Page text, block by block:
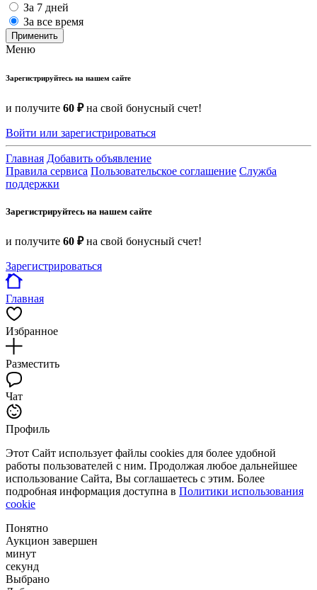
За 7 дней
За все время
Применить
Меню
Зарегистрируйтесь на нашем сайте
и получите 60 ₽на свой бонусный счет!
Войти или зарегистрироваться
Главная Добавить объявление
Правила сервиса Пользовательское соглашение Служба
поддержки
Зарегистрируйтесь на нашем сайте
и получите 60 ₽на свой бонусный счет!
Зарегистрироваться
Главная
Избранное
Разместить
Чат
Профиль
Этот Сайт использует файлы cookies для более удобной
работы пользователей с ним. Продолжая любое дальнейшее
использование Сайта, Вы соглашаетесь с этим. Более
подробная информация доступна в Политики использования
cookie
Понятно
Аукцион завершен
минут
секунд
Выбрано